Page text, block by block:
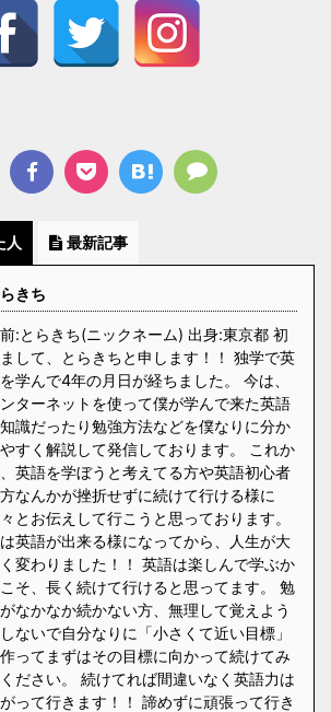
人 最新記事
きち
:とらきち(ニックネーム) 出身:東京都 初
して、とらきちと申します！！ 独学で英
学んで4年の月日が経ちました。 今は、
ターネットを使って僕が学んで来た英語
識だったり勉強方法などを僕なりに分か
やすく解説して発信しております。 これか
英語を学ぼうと考えてる方や英語初心者
なんかが挫折せずに続けて行ける様に
とお伝えして行こうと思っております。
英語が出来る様になってから、人生が大
変わりました！！ 英語は楽しんで学ぶか
そ、長く続けて行けると思ってます。 勉
なかなか続かない方、無理して覚えよう
ないで自分なりに「小さくて近い目標」
ってまずはその目標に向かって続けてみ
ださい。 続けてれば間違いなく英語力は
がって行きます！！ 諦めずに頑張って行き